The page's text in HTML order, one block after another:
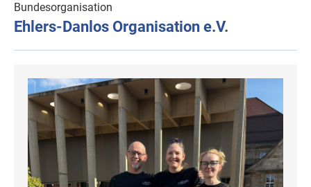
Bundesorganisation
Ehlers-Danlos Organisation e.V.